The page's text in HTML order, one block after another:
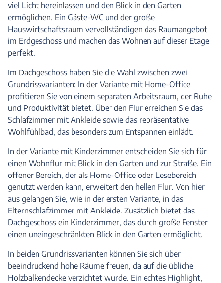
viel Licht hereinlassen und den Blick in den Garten
ermöglichen. Ein Gäste-WC und der große
Hauswirtschaftsraum vervollständigen das Raumangebot
im Erdgeschoss und machen das Wohnen auf dieser Etage
perfekt.
Im Dachgeschoss haben Sie die Wahl zwischen zwei
Grundrissvarianten: In der Variante mit Home-Office
profitieren Sie von einem separaten Arbeitsraum, der Ruhe
und Produktivität bietet. Über den Flur erreichen Sie das
Schlafzimmer mit Ankleide sowie das repräsentative
Wohlfühlbad, das besonders zum Entspannen einlädt.
In der Variante mit Kinderzimmer entscheiden Sie sich für
einen Wohnflur mit Blick in den Garten und zur Straße. Ein
offener Bereich, der als Home-Office oder Lesebereich
genutzt werden kann, erweitert den hellen Flur. Von hier
aus gelangen Sie, wie in der ersten Variante, in das
Elternschlafzimmer mit Ankleide. Zusätzlich bietet das
Dachgeschoss ein Kinderzimmer, das durch große Fenster
einen uneingeschränkten Blick in den Garten ermöglicht.
In beiden Grundrissvarianten können Sie sich über
beeindruckend hohe Räume freuen, da auf die übliche
Holzbalkendecke verzichtet wurde. Ein echtes Highlight,